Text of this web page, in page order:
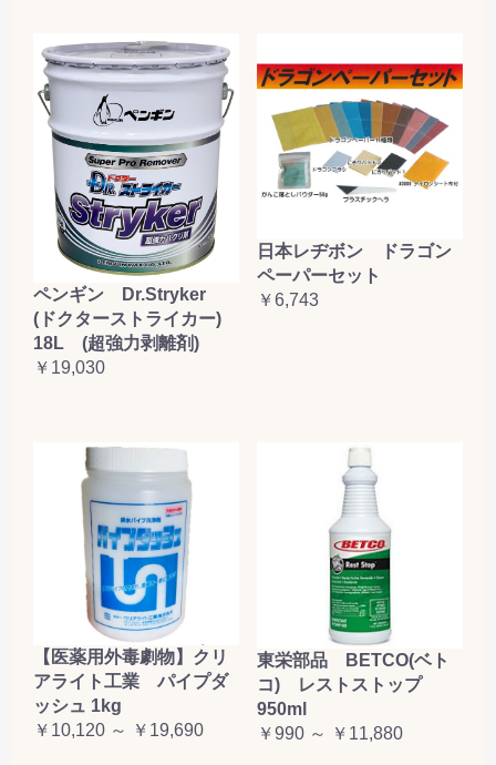
ペンギン Dr.Stryker
(ドクターストライカー)
18L (超強力剥離剤)
￥19,030
日本レヂボン ドラゴン
ペーパーセット
￥6,743
【医薬用外毒劇物】クリ
アライト工業 パイプダ
ッシュ 1kg
￥10,120 ～ ￥19,690
東栄部品 BETCO(ベト
コ) レストストップ
950ml
￥990 ～ ￥11,880